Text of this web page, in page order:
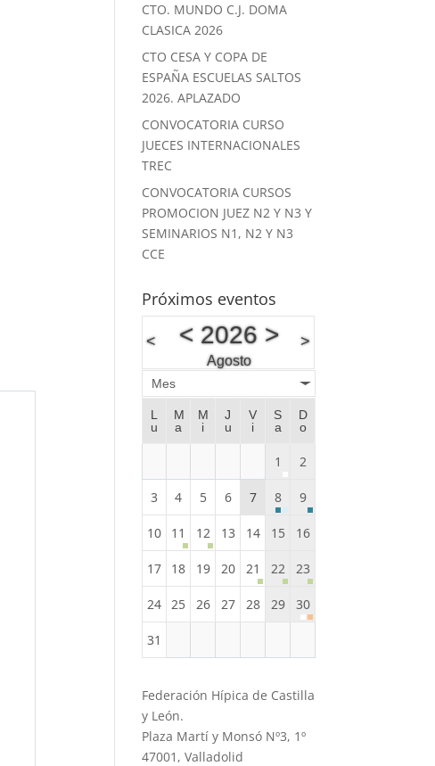
CTO. MUNDO C.J. DOMA
CLASICA 2026
CTO CESA Y COPA DE
ESPAÑA ESCUELAS SALTOS
2026. APLAZADO
CONVOCATORIA CURSO
JUECES INTERNACIONALES
TREC
CONVOCATORIA CURSOS
PROMOCION JUEZ N2 Y N3 Y
SEMINARIOS N1, N2 Y N3
CCE
Próximos eventos
< <2026 >
Agosto
>
Mes
L
u
M
a
M
i
J
u
V
i
S
a
D
o
1 2
3 4 5 6 7 8 9
10 11 12 13 14 15 16
17 18 19 20 21 22 23
24 25 26 27 28 29 30
31
Federación Hípica de Castilla
y León.
Plaza Martí y Monsó Nº3, 1º
47001, Valladolid